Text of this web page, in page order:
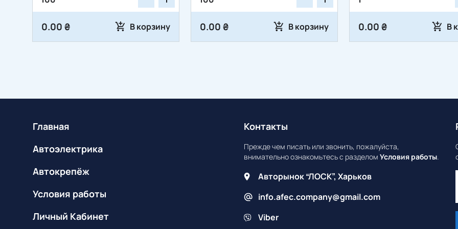
0.00 ₴ В корзину 0.00 ₴ В корзину 0.00 ₴ В
Главная
Автоэлектрика
Автокрепёж
Условия работы
Личный Кабинет
Контакты
Прежде чем писать или звонить, пожалуйста,
внимательно ознакомьтесь с разделомУсловия работы.
Авторынок “ЛОСК”, Харьков
info.afec.company@gmail.com
Viber